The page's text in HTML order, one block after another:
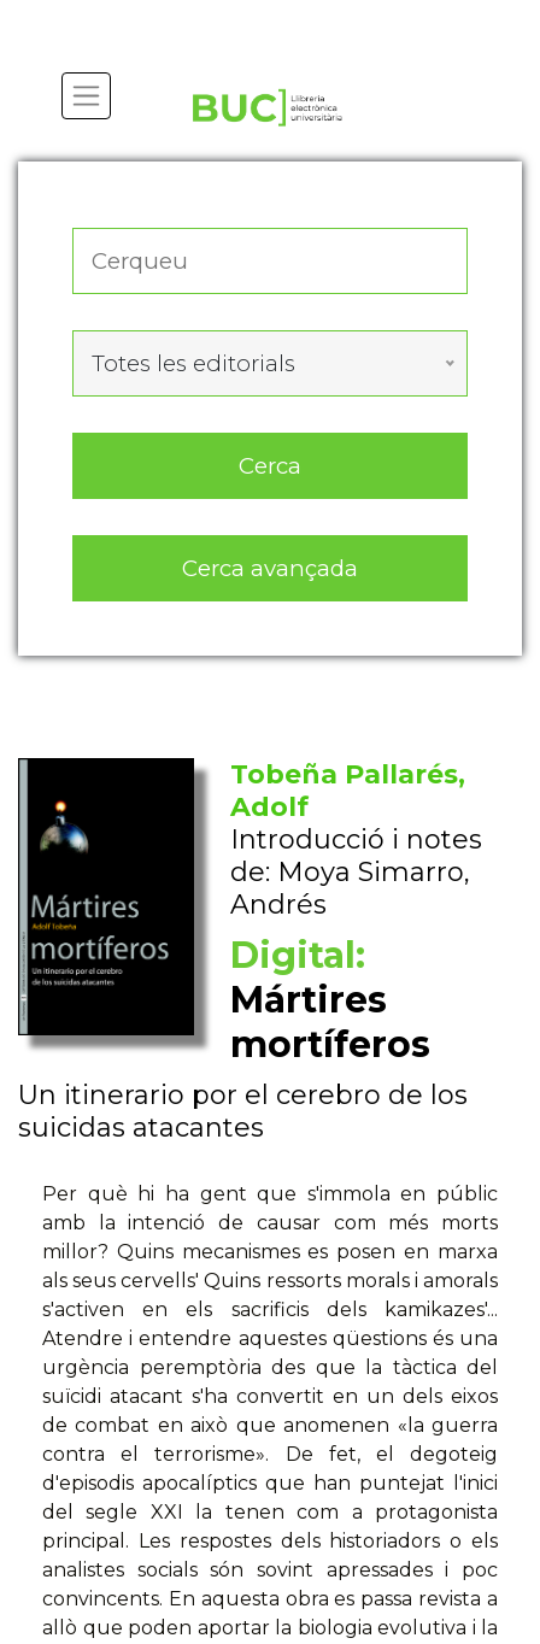
Totes les editorials
Cerca
Cerca avançada
Tobeña Pallarés,
Adolf
Introducció i notes
de: Moya Simarro,
Andrés
Digital:
Mártires
mortíferos
Un itinerario por el cerebro de los
suicidas atacantes
Per què hi ha gent que s'immola en públic
amb la intenció de causar com més morts
millor? Quins mecanismes es posen en marxa
als seus cervells' Quins ressorts morals i amorals
s'activen en els sacrificis dels kamikazes'...
Atendre i entendre aquestes qüestions és una
urgència peremptòria des que la tàctica del
suïcidi atacant s'ha convertit en un dels eixos
de combat en això que anomenen «la guerra
contra el terrorisme». De fet, el degoteig
d'episodis apocalíptics que han puntejat l'inici
del segle XXI la tenen com a protagonista
principal. Les respostes dels historiadors o els
analistes socials són sovint apressades i poc
convincents. En aquesta obra es passa revista a
allò que poden aportar la biologia evolutiva i la